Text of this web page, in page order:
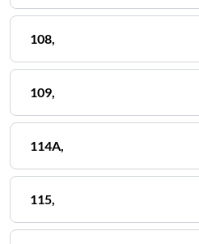
108,
109,
114A,
115,